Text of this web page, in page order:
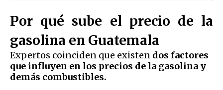
Por qué sube el precio de la
gasolina en Guatemala
Expertos coinciden que existen dos factores
que influyen en los precios de la gasolina y
demás combustibles.